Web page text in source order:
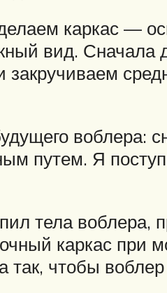
каркас —
вид. Сначала
закручиваем
воблера:
путем. Я
тела
каркас
так, чтобы